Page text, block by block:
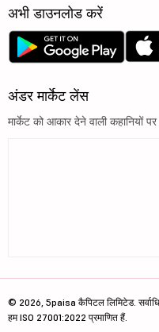
अभी डाउनलोड करें
अंडर मार्केट लेंस
मार्केट को आकार देने वाली कहानियों
© 2026, 5paisa कैपिटल लिमिटेड.
हम ISO 27001:2022 प्रमाणित हैं.